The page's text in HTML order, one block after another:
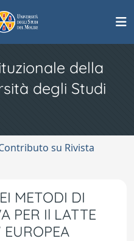
della
degli Studi
su Rivista
METODI DI
PER Il LATTE